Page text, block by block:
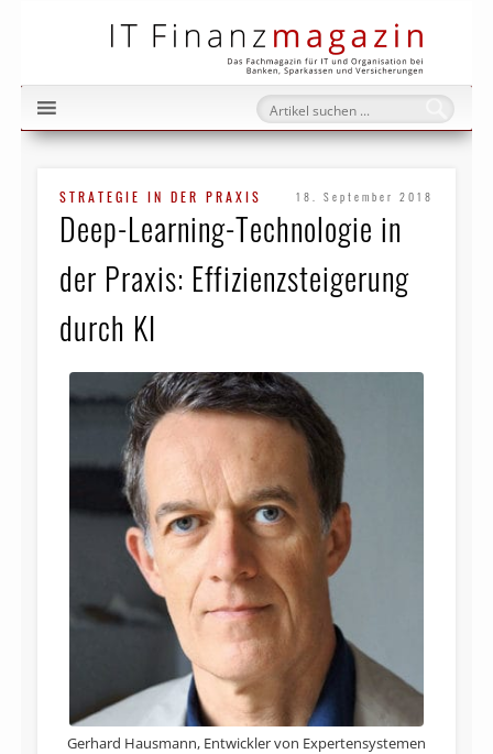
STRATEGIE IN DER PRAXIS 18. September 2018
Deep-Learning-Technologie in
der Praxis: Effizienzsteigerung
durch KI
Gerhard Hausmann, Entwickler von Expertensystemen